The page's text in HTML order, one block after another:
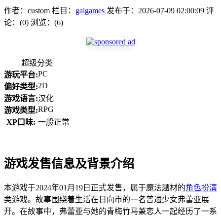
作者： custom 栏目： galgames 发布于： 2026-07-09 02:00:09 评
论：(0) 浏览：(6)
超级分类
游玩平台:PC
偏好类型:2D
游戏语言:汉化
游戏类型:RPG
XP口味: 一般正常
游戏发售信息及背景介绍
本游戏于2024年01月19日正式发售，属于魔法题材的角色扮演
类游戏。故事围绕着生活在日向市的一名普通少女弗蕾亚展
开。在故事中，弗蕾亚与她的青梅竹马兼恋人一起经历了一系